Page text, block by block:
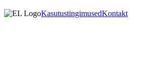
KasutustingimusedKontakt